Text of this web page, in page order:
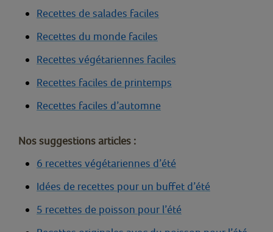
Recettes de salades faciles
Recettes du monde faciles
Recettes végétariennes faciles
Recettes faciles de printemps
Recettes faciles d’automne
Nos suggestions articles :
6 recettes végétariennes d’été
Idées de recettes pour un buffet d’été
5 recettes de poisson pour l’été